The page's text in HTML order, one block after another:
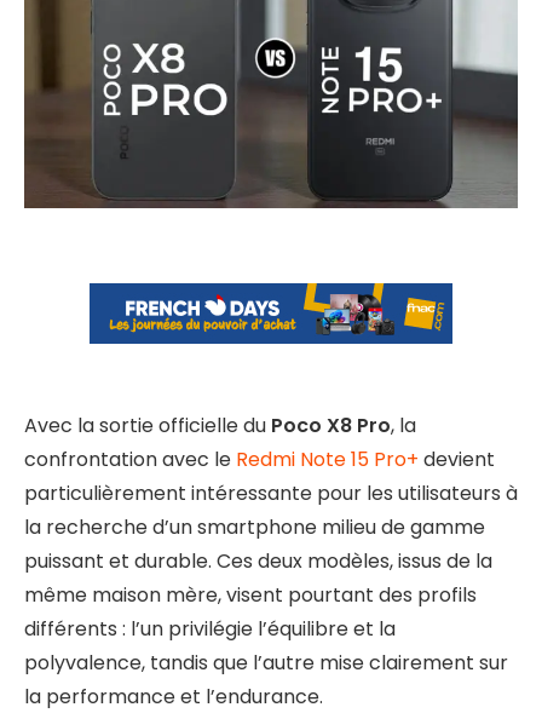
Avec la sortie officielle du Poco X8 Pro, la
confrontation avec le Redmi Note 15 Pro+ devient
particulièrement intéressante pour les utilisateurs à
la recherche d’un smartphone milieu de gamme
puissant et durable. Ces deux modèles, issus de la
même maison mère, visent pourtant des profils
différents : l’un privilégie l’équilibre et la
polyvalence, tandis que l’autre mise clairement sur
la performance et l’endurance.